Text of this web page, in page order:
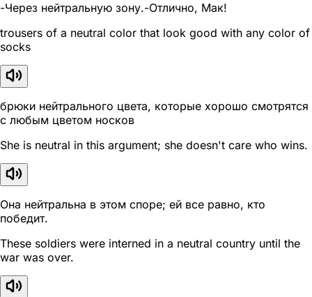
-Через нейтральную зону.-Отлично, Мак!
trousers of a neutral color that look good with any color of
socks
брюки нейтрального цвета, которые хорошо смотрятся
с любым цветом носков
She is neutral in this argument; she doesn't care who wins.
Она нейтральна в этом споре; ей все равно, кто
победит.
These soldiers were interned in a neutral country until the
war was over.